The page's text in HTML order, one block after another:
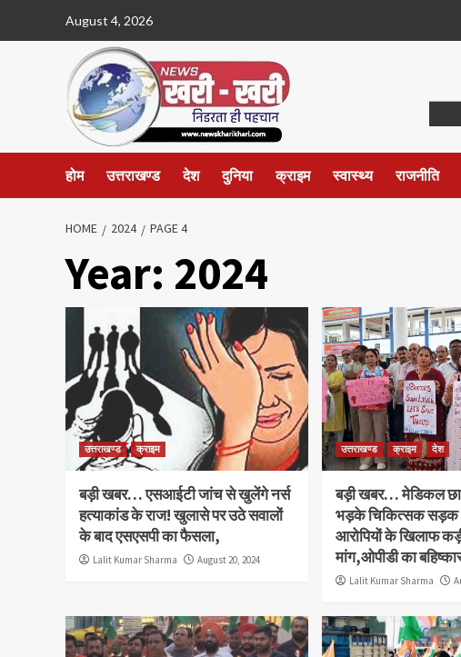
August 4, 2026
होम उत्तराखण्ड देश दुनिया क्राइम स्वास्थ्य राजनीति
HOME 2024 PAGE 4
Year: 2024
उत्तराखण्ड क्राइम
बड़ी खबर… एसआईटी जांच से खुलेंगे नर्स
हत्याकांड के राज! खुलासे पर उठे सवालों
के बाद एसएसपी का फैसला,
Lalit Kumar Sharma August 20, 2024
उत्तराखण्ड क्राइम देश
बड़ी खबर… मेडिकल
भड़के चिकित्सक सड़क
आरोपियों के खिलाफ
मांग,ओपीडी का
Lalit Kumar Sharma